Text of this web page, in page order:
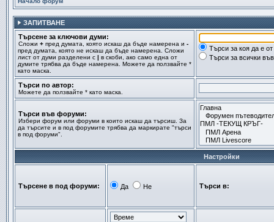
ЗАПИТВАНЕ
Търсене за ключови думи:
Сложи + пред думата, която искаш да бъде намерена и -
пред думата, която не искаш да бъде намерена. Сложи
лист от думи разделени с | в скоби, ако само една от
думите трябва да бъде намерена. Можете да ползвайте *
като маска.
Търси за коя да е
Търси за всички
Търси по автор:
Можете да ползвайте * като маска.
Търси във форуми:
Избери форум или форуми в които искаш да търсиш. За
да търсите и в под форумите трябва да маркирате "търси
в под форуми".
Настройки
Търсене в под форуми: Да Не Търси в: